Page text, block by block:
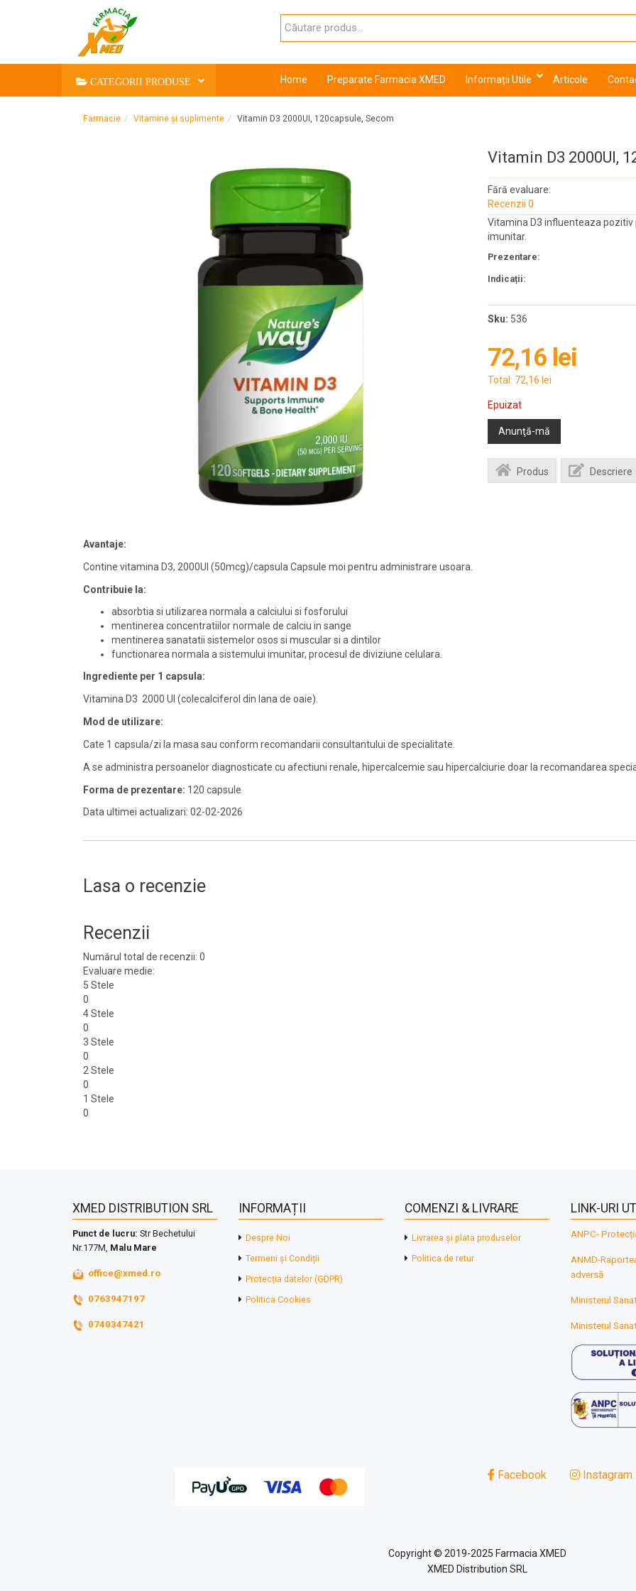
CATEGORII PRODUSE Home Preparate Farmacia XMED Informații Utile Articole
Farmacie Vitamine și suplimente Vitamin D3 2000UI, 120capsule, Secom
Vitamin D3 2000UI,
Fără evaluare:
Recenzii 0
Vitamina D3 influenteaza pozitiv
imunitar.
Prezentare:
Indicații:
Sku: 536
72,16 lei
Total: 72,16 lei
Epuizat
Anunţă-mă
Produs Descriere
Avantaje:
Contine vitamina D3, 2000UI (50mcg)/capsula Capsule moi pentru administrare usoara.
Contribuie la:
absorbtia si utilizarea normala a calciului si fosforului
mentinerea concentratiilor normale de calciu in sange
mentinerea sanatatii sistemelor osos si muscular si a dintilor
functionarea normala a sistemului imunitar, procesul de diviziune celulara.
Ingrediente per 1 capsula:
Vitamina D3 2000 UI (colecalciferol din lana de oaie).
Mod de utilizare:
Cate 1 capsula/zi la masa sau conform recomandarii consultantului de specialitate.
A se administra persoanelor diagnosticate cu afectiuni renale, hipercalcemie sau hipercalciurie doar la recomandarea
Forma de prezentare: 120 capsule
Data ultimei actualizari: 02-02-2026
Lasa o recenzie
Recenzii
Numărul total de recenzii: 0
Evaluare medie:
5 Stele
0
4 Stele
0
3 Stele
0
2 Stele
0
1 Stele
0
XMED DISTRIBUTION SRL
Punct de lucru: Str Bechetului
Nr.177M, Malu Mare
office@xmed.ro
0763947197
0740347421
INFORMAȚII
Despre Noi
Termeni și Condiții
Protecția datelor (GDPR)
Politica Cookies
COMENZI & LIVRARE
Livrarea și plata produselor
Politica de retur
LINK-URI
ANPC-
ANMD-
adversă
Ministerul
Ministerul
Facebook Instagram
Copyright © 2019-2025 Farmacia XMED
XMED Distribution SRL